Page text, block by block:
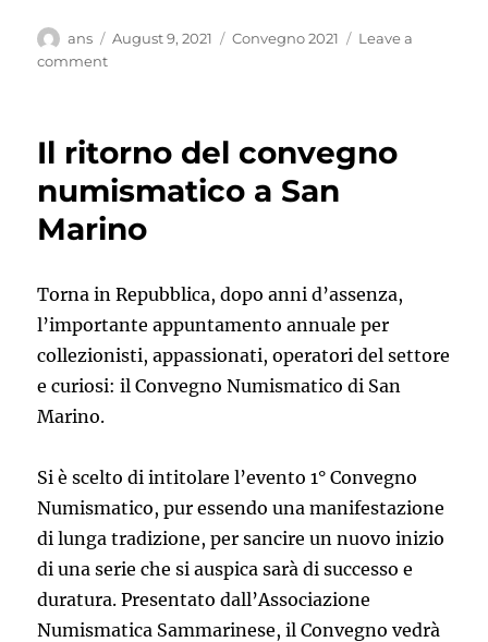
Author
ans
Posted
August 9, 2021 Categories
Convegno 2021
Leave a
commenton
su
visitsanmarino.com
Il ritorno del convegno
numismatico a San
Marino
Torna in Repubblica, dopo anni d’assenza,
l’importante appuntamento annuale per
collezionisti, appassionati, operatori del settore
e curiosi: il Convegno Numismatico di San
Marino.
Si è scelto di intitolare l’evento 1° Convegno
Numismatico, pur essendo una manifestazione
di lunga tradizione, per sancire un nuovo inizio
di una serie che si auspica sarà di successo e
duratura. Presentato dall’Associazione
Numismatica Sammarinese, il Convegno vedrà